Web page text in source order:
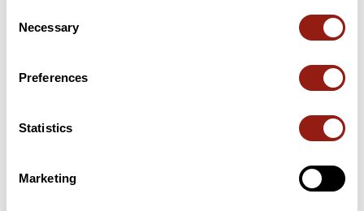
Selection
Necessary
Preferences
Statistics
Marketing
Resumen
Descubre este recorrido de bicicleta de 68,6 km cerca de Val
carreteras. Presenta un desnivel acumulado de más de 1510m.
Calcula unas 3 horas y 39 minutos para completar esta ruta.